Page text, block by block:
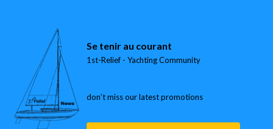
Se tenir au courant
1st-Relief - Yachting Community
don’t miss our latest promotions